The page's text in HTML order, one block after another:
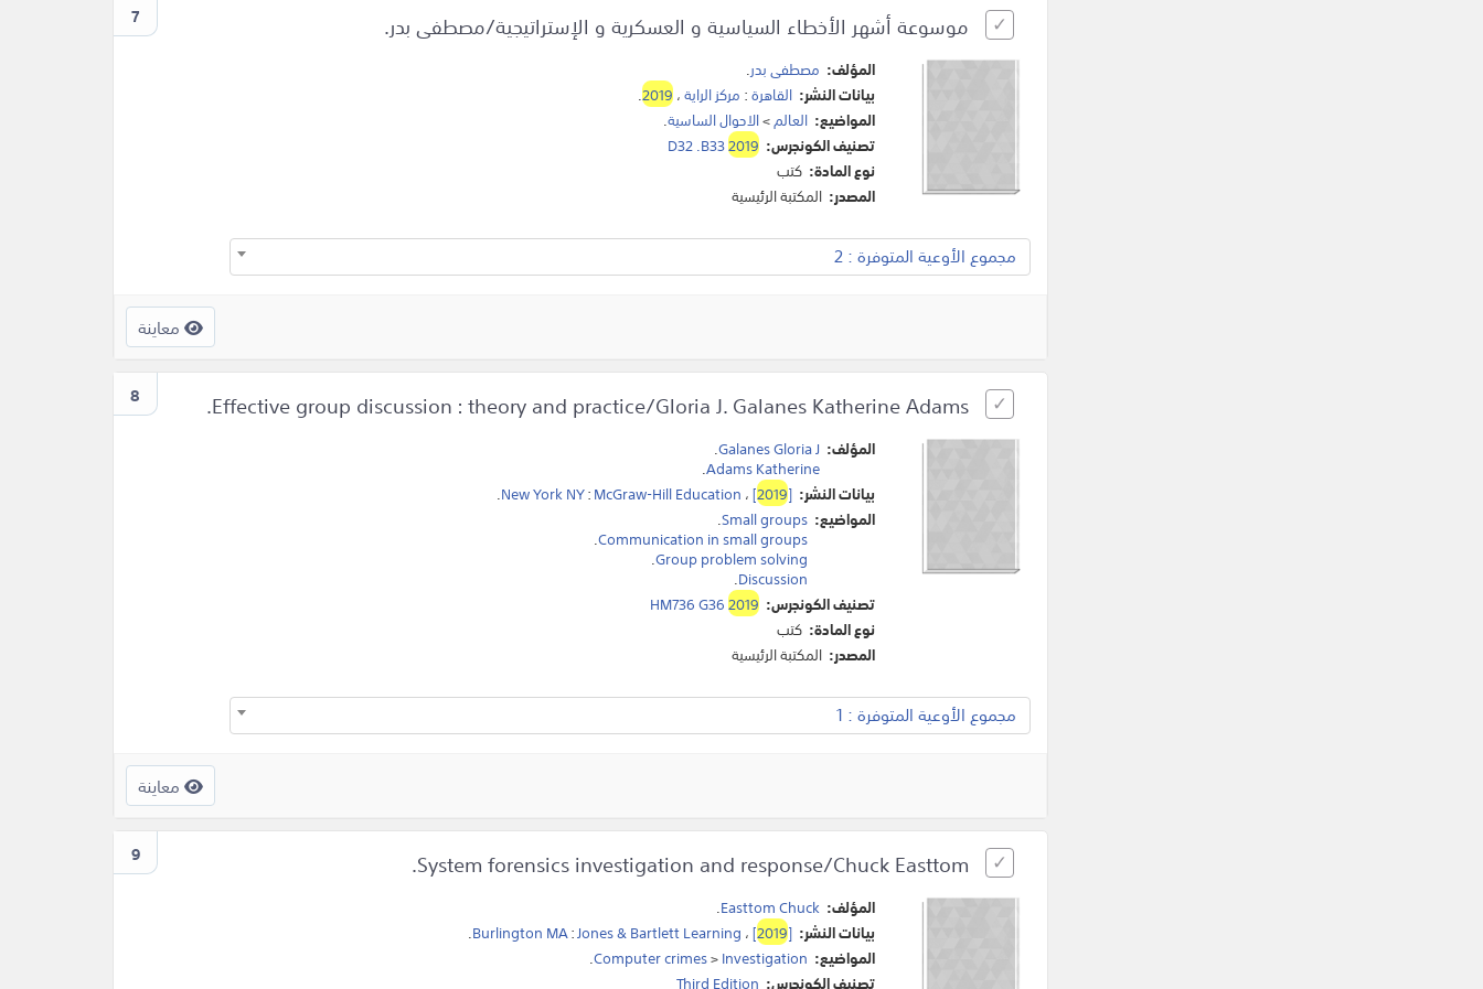
7 موسوعة أشهر الأخطاء السياسية و العسكرية و الإستراتيجية/مصطفى بدر.
المؤلف: مصطفى بدر.
بيانات النشر: القاهرة: مركز الراية،2019
.
المواضيع: العالم>الاحوال الساسية.
تصنيف الكونجرس:
D32 .B332019
نوع المادة: كتب
المصدر: المكتبة الرئيسية
مجموع الأوعية المتوفرة : 2
معاينة
8 Effective group discussion : theory and practice/Gloria J. Galanes Katherine Adams.
المؤلف: Galanes Gloria J
.
Adams Katherine
.
بيانات النشر:
New York NY:McGraw-Hill Education ،[2019]
.
المواضيع: Small groups
.
Communication in small groups
.
Group problem solving
.
Discussion
.
تصنيف الكونجرس:
HM736 G362019
نوع المادة: كتب
المصدر: المكتبة الرئيسية
مجموع الأوعية المتوفرة : 1
معاينة
9
المؤلف: Easttom Chuck
.
بيانات النشر:
Burlington MA:Jones & Bartlett Learning ،[2019]
.
المواضيع:
Computer crimes>Investigation
.
تصنيف الكونجرس: Third Edition